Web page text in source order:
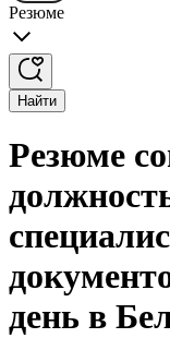
Резюме
Найти
Резюме
день в